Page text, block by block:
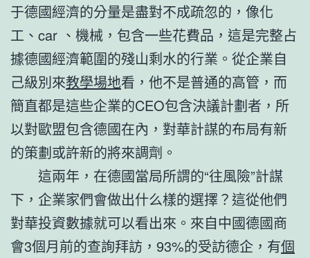
于德國經濟的分量是盡對不成疏忽的，像化
工、car 、機械，包含一些花費品，這是完整占
據德國經濟範圍的殘山剩水的行業。從企業自
己級別來教學場地看，他不是普通的高管，而
簡直都是這些企業的CEO包含決議計劃者，所
以對歐盟包含德國在內，對華計謀的布局有新
的策劃或許新的將來調劑。
這兩年，在德國當局所謂的“往風險”計謀
下，企業家們會做出什么樣的選擇？這從他們
對華投資數據就可以看出來。來自中國德國商
會3個月前的查詢拜訪，93%的受訪德企，有個